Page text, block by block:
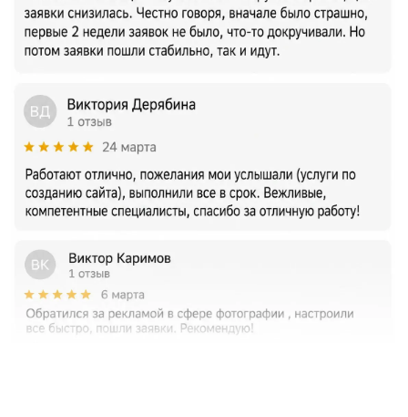
Дизайнер
Дарья
В мире цветов и форм я создаю
неповторимым.